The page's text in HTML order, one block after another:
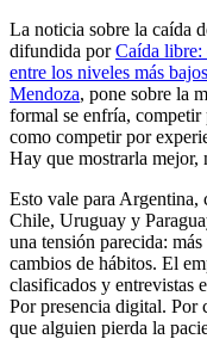
La noticia sobre la caída
difundida porCaída libre:
entre los niveles más
Mendoza, pone sobre la
formal se enfría,
como competir por
Hay que mostrarla mejor,
Esto vale para Argentina,
Chile, Uruguay y
una tensión parecida:
cambios de hábitos. El
clasificados y entrevistas
Por presencia digital. Por
que alguien pierda la